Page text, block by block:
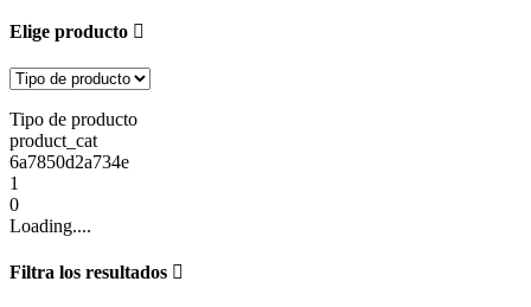
Elige producto
Tipo de producto
product_cat
6a7850d2a734e
1
0
Loading....
Filtra los resultados